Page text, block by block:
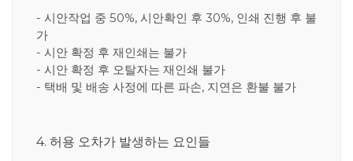
- 시안작업 중 50%, 시안확인 후 30%, 인쇄 진행 후 불
가
- 시안 확정 후 재인쇄는 불가
- 시안 확정 후 오탈자는 재인쇄 불가
- 택배 및 배송 사정에 따른 파손, 지연은 환불 불가
4. 허용 오차가 발생하는 요인들